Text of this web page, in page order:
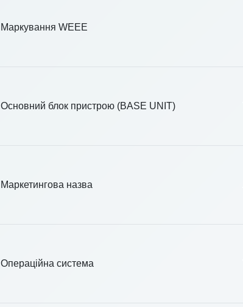
Маркування WEEE
Основний блок пристрою (BASE UNIT)
Маркетингова назва
Операційна система